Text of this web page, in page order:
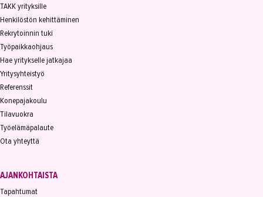
TAKK yrityksille
Henkilöstön kehittäminen
Rekrytoinnin tuki
Työpaikkaohjaus
Hae yritykselle jatkajaa
Yritysyhteistyö
Referenssit
Konepajakoulu
Tilavuokra
Työelämäpalaute
Ota yhteyttä
AJANKOHTAISTA
Tapahtumat